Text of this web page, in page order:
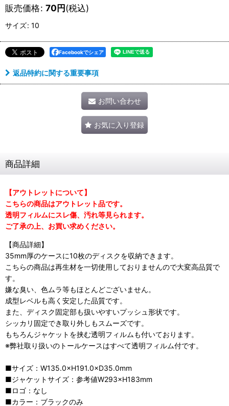
販売価格: 70円(税込)
サイズ: 10
Facebookでシェア
返品特約に関する重要事項
お問い合わせ
お気に入り登録
商品詳細
【アウトレットについて】
こちらの商品はアウトレット品です。
透明フィルムにスレ傷、汚れ等見られます。
ご了承の上、お買い求めください。
【商品詳細】
35mm厚のケースに10枚のディスクを収納できます。
こちらの商品は再生材を一切使用しておりませんので大変高品質で
す。
嫌な臭い、色ムラ等もほとんどございません。
成型レベルも高く安定した品質です。
また、ディスク固定部も扱いやすいプッシュ形状です。
シッカリ固定でき取り外しもスムーズです。
もちろんジャケットを挟む透明フィルムも付いております。
※弊社取り扱いのトールケースはすべて透明フィルム付です。
■サイズ：W135.0×H191.0×D35.0mm
■ジャケットサイズ：参考値W293×H183mm
■ロゴ：なし
■カラー：ブラックのみ